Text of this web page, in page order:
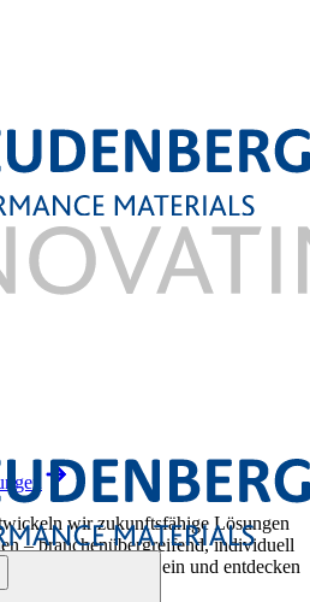
wir zukunftsfähige Lösungen
– branchenübergreifend, individuell
Tiefe. Tauchen Sie ein und entdecken